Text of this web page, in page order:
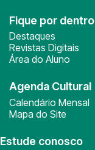
Fique por dentro
Destaques
Revistas Digitais
Área do Aluno
Agenda Cultural
Calendário Mensal
Mapa do Site
Estude conosco